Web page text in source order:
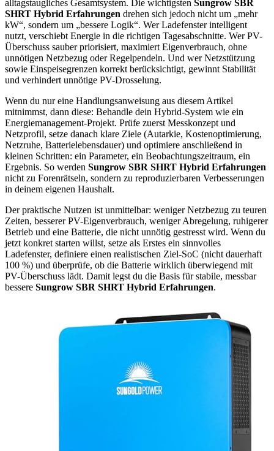
alltagstaugliches Gesamtsystem. Die wichtigsten Sungrow SBR
SHRT Hybrid Erfahrungen drehen sich jedoch nicht um „mehr
kW“, sondern um „bessere Logik“. Wer Ladefenster intelligent
nutzt, verschiebt Energie in die richtigen Tagesabschnitte. Wer PV-
Überschuss sauber priorisiert, maximiert Eigenverbrauch, ohne
unnötigen Netzbezug oder Regelpendeln. Und wer Netzstützung
sowie Einspeisegrenzen korrekt berücksichtigt, gewinnt Stabilität
und verhindert unnötige PV-Drosselung.
Wenn du nur eine Handlungsanweisung aus diesem Artikel
mitnimmst, dann diese: Behandle dein Hybrid-System wie ein
Energiemanagement-Projekt. Prüfe zuerst Messkonzept und
Netzprofil, setze danach klare Ziele (Autarkie, Kostenoptimierung,
Netzruhe, Batterielebensdauer) und optimiere anschließend in
kleinen Schritten: ein Parameter, ein Beobachtungszeitraum, ein
Ergebnis. So werden Sungrow SBR SHRT Hybrid Erfahrungen
nicht zu Forenrätseln, sondern zu reproduzierbaren Verbesserungen
in deinem eigenen Haushalt.
Der praktische Nutzen ist unmittelbar: weniger Netzbezug zu teuren
Zeiten, besserer PV-Eigenverbrauch, weniger Abregelung, ruhigerer
Betrieb und eine Batterie, die nicht unnötig gestresst wird. Wenn du
jetzt konkret starten willst, setze als Erstes ein sinnvolles
Ladefenster, definiere einen realistischen Ziel-SoC (nicht dauerhaft
100 %) und überprüfe, ob die Batterie wirklich überwiegend mit
PV-Überschuss lädt. Damit legst du die Basis für stabile, messbar
bessere Sungrow SBR SHRT Hybrid Erfahrungen.